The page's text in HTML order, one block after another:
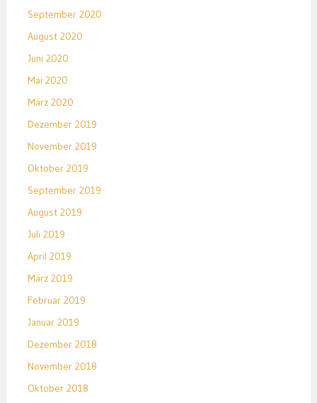
September 2020
August 2020
Juni 2020
Mai 2020
März 2020
Dezember 2019
November 2019
Oktober 2019
September 2019
August 2019
Juli 2019
April 2019
März 2019
Februar 2019
Januar 2019
Dezember 2018
November 2018
Oktober 2018